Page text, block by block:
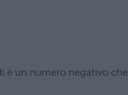
è un numero negativo che